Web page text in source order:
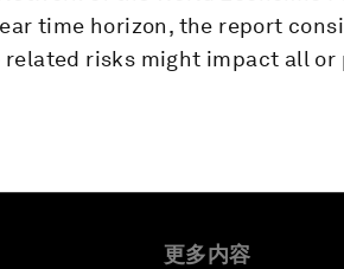
time horizon, the report
related risks might impact all or
更多内容